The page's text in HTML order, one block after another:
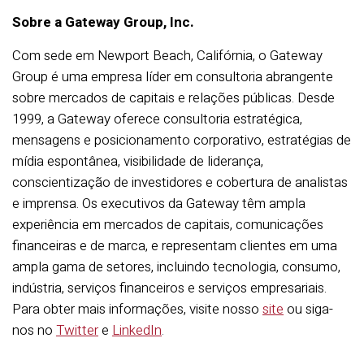
Sobre a Gateway Group, Inc.
Com sede em Newport Beach, Califórnia, o Gateway
Group é uma empresa líder em consultoria abrangente
sobre mercados de capitais e relações públicas. Desde
1999, a Gateway oferece consultoria estratégica,
mensagens e posicionamento corporativo, estratégias de
mídia espontânea, visibilidade de liderança,
conscientização de investidores e cobertura de analistas
e imprensa. Os executivos da Gateway têm ampla
experiência em mercados de capitais, comunicações
financeiras e de marca, e representam clientes em uma
ampla gama de setores, incluindo tecnologia, consumo,
indústria, serviços financeiros e serviços empresariais.
Para obter mais informações, visite nosso siteou siga-
nos no Twittere LinkedIn.